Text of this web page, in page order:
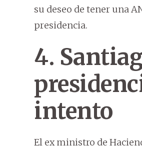
su deseo de tener una
presidencia.
4.
intento
El ex ministro de